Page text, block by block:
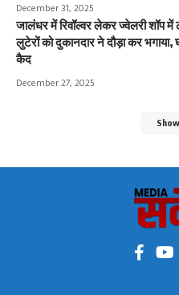
December 31, 2025
जालंधर में रिवॉल्वर लेकर ज्वेलरी शॉप
लुटेरों को दुकानदार ने दौड़ा कर भगाया,
कैद
December 27, 2025